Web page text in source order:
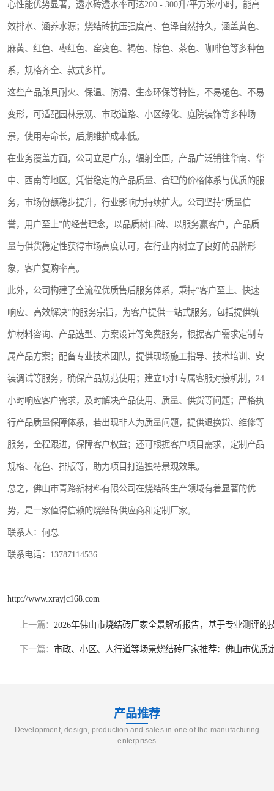
心性能优势显著，透水砖透水率可达200 - 300升/平方米/小时，能高
效排水、涵养水源；烧结砖抗压强度高、色泽自然持久，涵盖黄色、
麻黄、红色、枣红色、窑变色、褐色、棕色、茶色、咖啡色等多种色
系，规格齐全、款式多样。
这些产品兼具耐火、保温、防滑、生态环保等特性，不易褪色、不易
变形，可适配园林景观、市政道路、小区绿化、庭院装饰等多种场
景，使用寿命长，后期维护成本低。
在业务覆盖方面，公司立足广东，辐射全国，产品广泛销往华南、华
中、西南等地区。凭借稳定的产品质量、合理的价格体系与优质的服
务，市场份额稳步提升，行业影响力持续扩大。公司坚持“质量信
誉，用户至上”的经营理念，以品质树口碑、以服务赢客户，产品质
量与供货稳定性获得市场高度认可，在行业内树立了良好的品牌形
象，客户复购率高。
此外，公司构建了全流程优质售后服务体系，秉持“客户至上、快速
响应、高效解决”的服务宗旨，为客户提供一站式服务。包括提供筑
炉材料咨询、产品选型、方案设计等免费服务，根据客户需求定制专
属产品方案；配备专业技术团队，提供现场施工指导、技术培训、安
装调试等服务，确保产品规范使用；建立1对1专属客服对接机制，24
小时响应客户需求，及时解决产品使用、质量、供货等问题；严格执
行产品质量保障体系，若出现非人为质量问题，提供退换货、维修等
服务，全程跟进，保障客户权益；还可根据客户项目需求，定制产品
规格、花色、排版等，助力项目打造独特景观效果。
总之，佛山市青路新材料有限公司在烧结砖生产领域有着显著的优
势，是一家值得信赖的烧结砖供应商和定制厂家。
联系人：何总
联系电话：13787114536
http://www.xrayjc168.com
上一篇： 2026年佛山市烧结砖厂家全景解析报告，基于专业测评的
下一篇： 市政、小区、人行道等场景烧结砖厂家推荐：佛山市优质
产品推荐
Development, design, production and sales in one of the manufacturing
enterprises